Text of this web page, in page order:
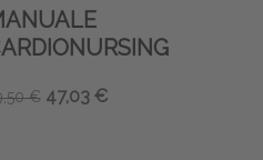
€ 47,03 €